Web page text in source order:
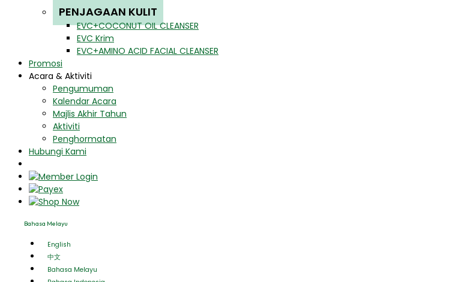
PENJAGAAN KULIT
EVC+COCONUT OIL CLEANSER
EVC Krim
EVC+AMINO ACID FACIAL CLEANSER
Promosi
Acara & Aktiviti
Pengumuman
Kalendar Acara
Majlis Akhir Tahun
Aktiviti
Penghormatan
Hubungi Kami
Bahasa Melayu
English
中文
Bahasa Melayu